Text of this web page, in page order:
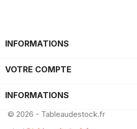
INFORMATIONS
VOTRE COMPTE
INFORMATIONS
© 2026 - Tableaudestock.fr